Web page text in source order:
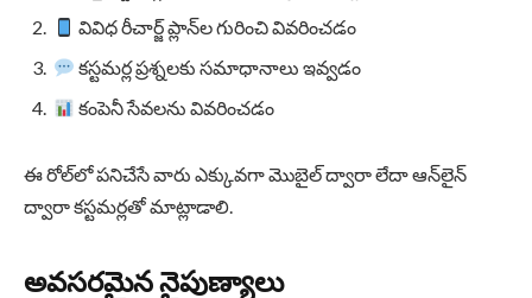
వివిధ రీచార్జ్ ప్లాన్‌ల గురించి వివరించడం
కస్టమర్ల ప్రశ్నలకు సమాధానాలు ఇవ్వడం
కంపెనీ సేవలను వివరించడం
ఈ రోల్‌లో పనిచేసే వారు ఎక్కువగా మొబైల్ ద్వారా లేదా ఆన్‌లైన్
ద్వారా కస్టమర్లతో మాట్లాడాలి.
అవసరమైన నైపుణ్యాలు